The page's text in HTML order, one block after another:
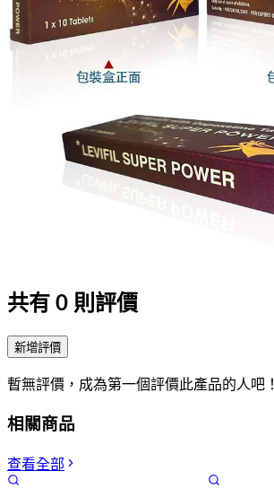
共有 0 則評價
新增評價
暫無評價，成為第一個評價此產品的人吧！
相關商品
查看全部